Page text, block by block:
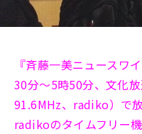
『斉藤一美ニュースワ
30分～5時50分、文化
91.6MHz、radiko）で放
radikoのタイムフリー